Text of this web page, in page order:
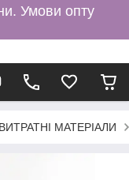
Умови опту
ВИТРАТНІ МАТЕРІАЛИ